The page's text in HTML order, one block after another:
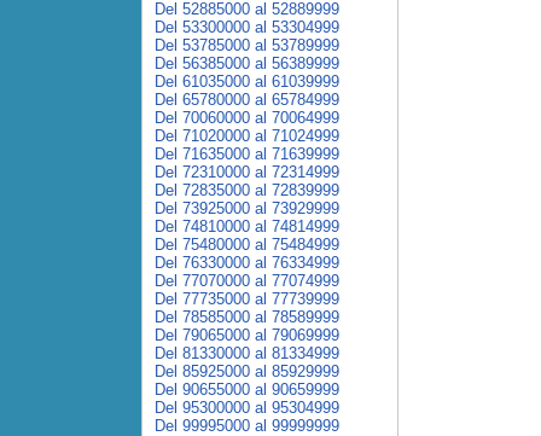
Del 52885000 al 52889999
Del 53300000 al 53304999
Del 53785000 al 53789999
Del 56385000 al 56389999
Del 61035000 al 61039999
Del 65780000 al 65784999
Del 70060000 al 70064999
Del 71020000 al 71024999
Del 71635000 al 71639999
Del 72310000 al 72314999
Del 72835000 al 72839999
Del 73925000 al 73929999
Del 74810000 al 74814999
Del 75480000 al 75484999
Del 76330000 al 76334999
Del 77070000 al 77074999
Del 77735000 al 77739999
Del 78585000 al 78589999
Del 79065000 al 79069999
Del 81330000 al 81334999
Del 85925000 al 85929999
Del 90655000 al 90659999
Del 95300000 al 95304999
Del 99995000 al 99999999